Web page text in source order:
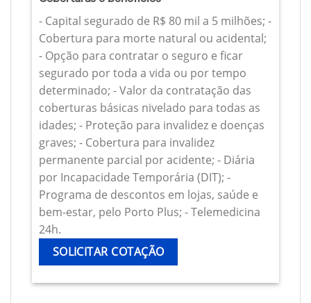
- Capital segurado de R$ 80 mil a 5 milhões; -
Cobertura para morte natural ou acidental;
- Opção para contratar o seguro e ficar
segurado por toda a vida ou por tempo
determinado; - Valor da contratação das
coberturas básicas nivelado para todas as
idades; - Proteção para invalidez e doenças
graves; - Cobertura para invalidez
permanente parcial por acidente; - Diária
por Incapacidade Temporária (DIT); -
Programa de descontos em lojas, saúde e
bem-estar, pelo Porto Plus; - Telemedicina
24h.
SOLICITAR COTAÇÃO